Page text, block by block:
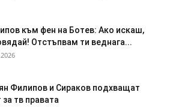
към фен на Ботев: Ако искаш,
Отстъпвам ти веднага...
Филипов и Сираков подхващат
за тв правата